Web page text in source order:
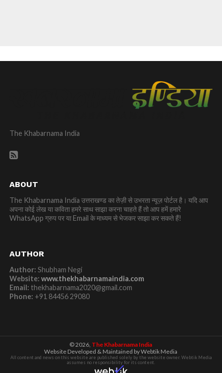
The Khabarnama India
ABOUT
The Khabarnama India उत्तराखण्ड का तेज़ी से उभरता न्यूज़ पोर्टल है। यदि आप
अपना कोई लेख या कविता हमरे साथ साझा करना चाहते हैं तो आप हमें हमारे
WhatsApp ग्रुप पर या Email के माध्यम से भेजकर साझा कर सकते हैं!
AUTHOR
Author: Shubham Negi
Website: www.thekhabarnamaindia.com
Email: thekhabarnama2020@gmail.com
Phone: +91 84456 29080
© 2026, The Khabarnama India
Website Developed & Maintained by Webtik Media
All content and news on this website are published solely by the website owner. Webtik Media
assumes no responsibility for its content.